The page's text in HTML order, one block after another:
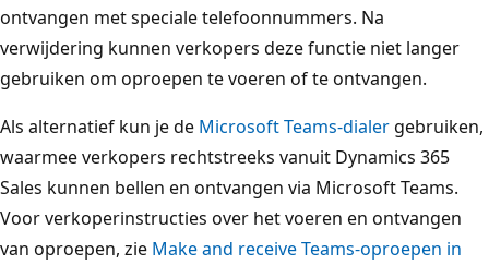
ontvangen met speciale telefoonnummers. Na
verwijdering kunnen verkopers deze functie niet langer
gebruiken om oproepen te voeren of te ontvangen.
Als alternatief kun je de Microsoft Teams-dialer gebruiken,
waarmee verkopers rechtstreeks vanuit Dynamics 365
Sales kunnen bellen en ontvangen via Microsoft Teams.
Voor verkoperinstructies over het voeren en ontvangen
van oproepen, zie Make and receive Teams-oproepen in